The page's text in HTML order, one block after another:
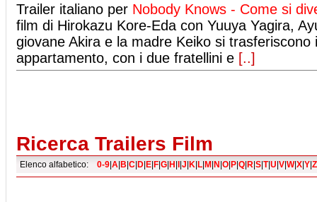
Trailer italiano per Nobody Knows - Come si
film di Hirokazu Kore-Eda con Yuuya Yagira,
giovane Akira e la madre Keiko si trasferiscono
appartamento, con i due fratellini e [..]
Ricerca Trailers Film
Elenco alfabetico: 0-9|A|B|C|D|E|F|G|H|I|J|K|L|M|N|O|P|Q|R|S|T|U|V|W|X|Y|Z